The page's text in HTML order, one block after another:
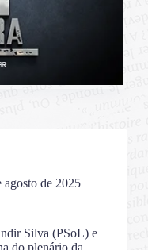
agosto de 2025
Silva (PSoL) e